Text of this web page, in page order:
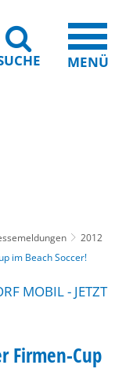
MENÜ
2012
im Beach Soccer!
MOBIL - JETZT
Firmen-Cup